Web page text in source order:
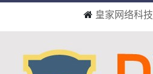
皇家网络科技